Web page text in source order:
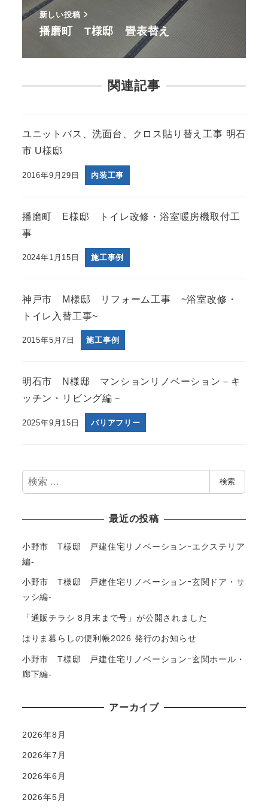
新しい投稿
播磨町 T様邸 畳表替え
関連記事
ユニットバス、洗面台、クロス貼り替え工事 明石
市 U様邸
2016年9月29日 内装工事
播磨町 E様邸 トイレ改修・浴室暖房機取付工
事
2024年1月15日 施工事例
神戸市 M様邸 リフォーム工事 ~浴室改修・
トイレ入替工事~
2015年5月7日 施工事例
明石市 N様邸 マンションリノベーション－キ
ッチン・リビング編－
2025年9月15日 バリアフリー
検
索
検索
最近の投稿
小野市 T様邸 戸建住宅リノベーションｰエクステリア
編-
小野市 T様邸 戸建住宅リノベーションｰ玄関ドア・サ
ッシ編-
「通販チラシ 8月末まで号」が公開されました
はりま暮らしの便利帳2026 発行のお知らせ
小野市 T様邸 戸建住宅リノベーションｰ玄関ホール・
廊下編-
アーカイブ
2026年8月
2026年7月
2026年6月
2026年5月